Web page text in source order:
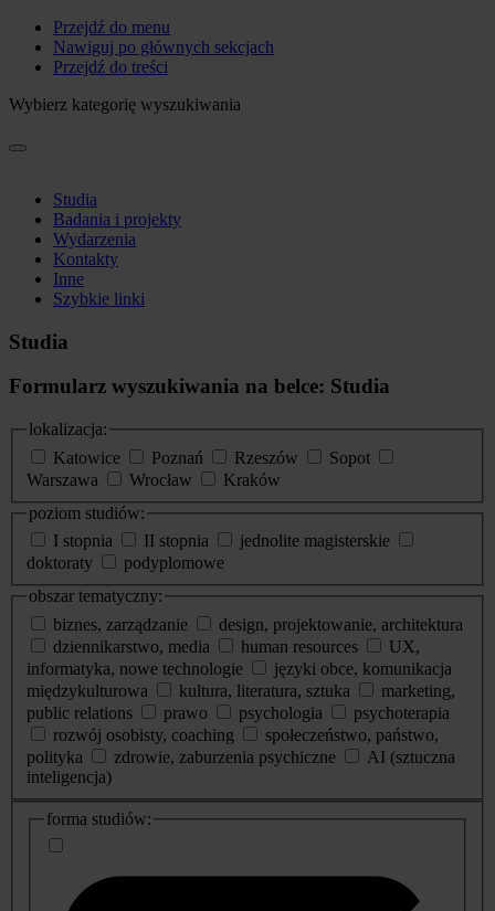
Przejdź do menu
Nawiguj po głównych sekcjach
Przejdź do treści
Wybierz kategorię wyszukiwania
Studia
Badania i projekty
Wydarzenia
Kontakty
Inne
Szybkie linki
Studia
Formularz wyszukiwania na belce: Studia
lokalizacja:
Katowice
Poznań Rzeszów
Sopot
Warszawa
Wrocław
Kraków
poziom studiów:
I stopnia
II stopnia
jednolite magisterskie
doktoraty
podyplomowe
obszar tematyczny:
biznes, zarządzanie
design, projektowanie, architektura
dziennikarstwo, media
human resources
UX,
informatyka, nowe technologie
języki obce, komunikacja
międzykulturowa
kultura, literatura, sztuka
marketing,
public relations
prawo psychologia
psychoterapia
rozwój osobisty, coaching
społeczeństwo, państwo,
polityka
zdrowie, zaburzenia psychiczne
AI (sztuczna
inteligencja)
dodatkowe
informacje
forma studiów: